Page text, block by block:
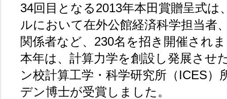
34回目となる2013年本田賞贈呈式は
ルにおいて在外公館経済科学担当者
関係者など、230名を招き開催され
本年は、計算力学を創設し発展させ
ン校計算工学・科学研究所（ICES
デン博士が受賞しました。